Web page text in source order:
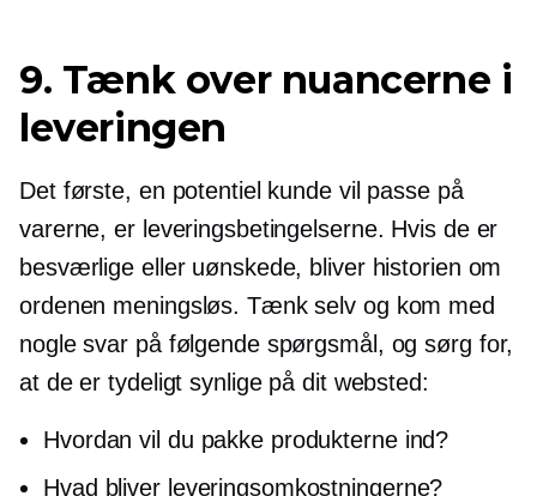
9. Tænk over nuancerne i
leveringen
Det første, en potentiel kunde vil passe på
varerne, er leveringsbetingelserne. Hvis de er
besværlige eller uønskede, bliver historien om
ordenen meningsløs. Tænk selv og kom med
nogle svar på følgende spørgsmål, og sørg for,
at de er tydeligt synlige på dit websted:
Hvordan vil du pakke produkterne ind?
Hvad bliver leveringsomkostningerne?